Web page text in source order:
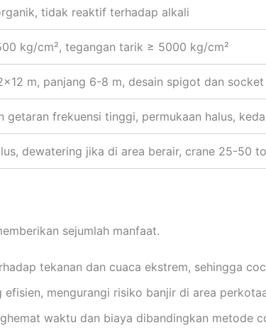
tidak reaktif terhadap alkali
kg/cm², tegangan tarik ≥ 5000 kg/cm²
m, panjang 6-8 m, desain spigot dan socket
getaran frekuensi tinggi, permukaan halus,
dewatering jika di area berair, crane 25-50
sejumlah manfaat.
tekanan dan cuaca ekstrem, sehingga
mengurangi risiko banjir di area
waktu dan biaya dibandingkan metode